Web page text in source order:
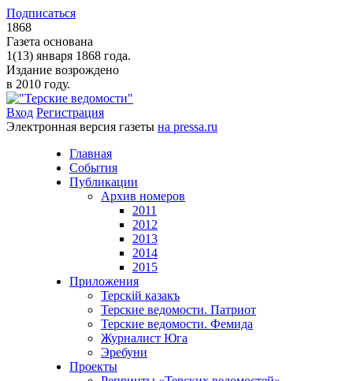
Подписаться
1868
Газета основана
1(13) января 1868 года.
Издание возрождено
в 2010 году.
Вход Регистрация
Электронная версия газеты на pressa.ru
Главная
События
Публикации
Архив номеров
2011
2012
2013
2014
2015
Приложения
Терскiй казакъ
Терские ведомости. Патриот
Терские ведомости. Фемида
Журналист Юга
Эребуни
Проекты